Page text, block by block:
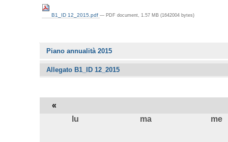
B1_ID 12_2015.pdf — PDF document, 1.57 MB (1642004 bytes)
Navigazione
Piano annualità 2015
Allegato B1_ID 12_2015
«
lu ma me